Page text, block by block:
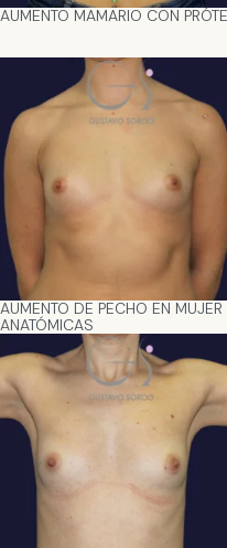
AUMENTO MAMARIO CON
AUMENTO DE PECHO EN
ANATÓMICAS